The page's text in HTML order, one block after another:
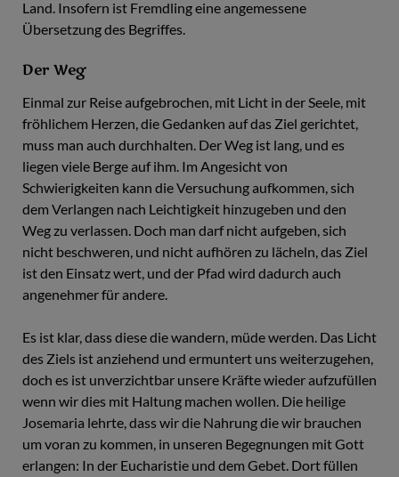
Land. Insofern ist Fremdling eine angemessene
Übersetzung des Begriffes.
Der Weg
Einmal zur Reise aufgebrochen, mit Licht in der Seele, mit
fröhlichem Herzen, die Gedanken auf das Ziel gerichtet,
muss man auch durchhalten. Der Weg ist lang, und es
liegen viele Berge auf ihm. Im Angesicht von
Schwierigkeiten kann die Versuchung aufkommen, sich
dem Verlangen nach Leichtigkeit hinzugeben und den
Weg zu verlassen. Doch man darf nicht aufgeben, sich
nicht beschweren, und nicht aufhören zu lächeln, das Ziel
ist den Einsatz wert, und der Pfad wird dadurch auch
angenehmer für andere.
Es ist klar, dass diese die wandern, müde werden. Das Licht
des Ziels ist anziehend und ermuntert uns weiterzugehen,
doch es ist unverzichtbar unsere Kräfte wieder aufzufüllen
wenn wir dies mit Haltung machen wollen. Die heilige
Josemaria lehrte, dass wir die Nahrung die wir brauchen
um voran zu kommen, in unseren Begegnungen mit Gott
erlangen: In der Eucharistie und dem Gebet. Dort füllen